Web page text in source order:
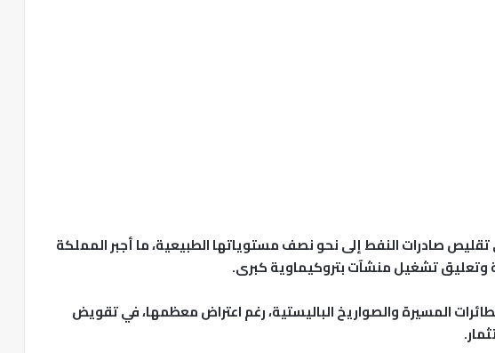
صادرات النفط إلى نحو نصف مستوياتها الطبيعية، ما أجبر المملكة
وتعليق تشغيل منشآت بتروكيماوية كبرى.
المسيرة والصواريخ الباليستية، رغم اعتراض معظمها، في تقويض